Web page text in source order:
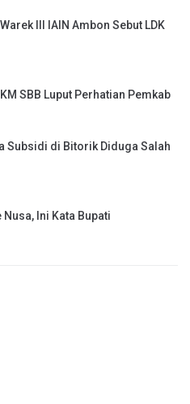
III IAIN Ambon Sebut LDK
SBB Luput Perhatian Pemkab
Subsidi di Bitorik Diduga Salah
Ini Kata Bupati